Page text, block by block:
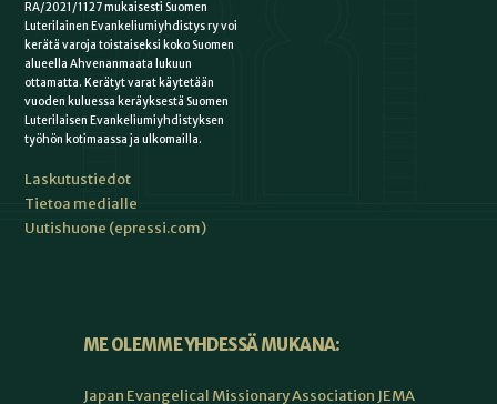
RA/2021/1127 mukaisesti Suomen
Luterilainen Evankeliumiyhdistys ry voi
kerätä varoja toistaiseksi koko Suomen
alueella Ahvenanmaata lukuun
ottamatta. Kerätyt varat käytetään
vuoden kuluessa keräyksestä Suomen
Luterilaisen Evankeliumiyhdistyksen
työhön kotimaassa ja ulkomailla.
Laskutustiedot
Tietoa medialle
Uutishuone (epressi.com)
ME OLEMME YHDESSÄ MUKANA:
Japan Evangelical Missionary Association JEMA